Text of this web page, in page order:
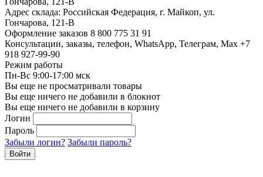
Адрес склада: Российская Федерация, г. Майкоп, ул.
Гончарова, 121-В
Оформление заказов 8 800 775 31 91
Консультации, заказы, телефон, WhatsApp, Телеграм, Мах +7
918 927-99-90
Режим работы
Пн-Вс 9:00-17:00 мск
Вы еще не просматривали товары
Вы еще ничего не добавили в блокнот
Вы еще ничего не добавили в корзину
Логин
Пароль
Забыли логин? Забыли пароль?